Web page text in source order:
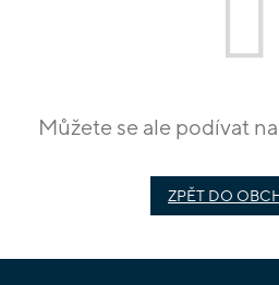
Můžete se ale podívat
ZPĚT DO